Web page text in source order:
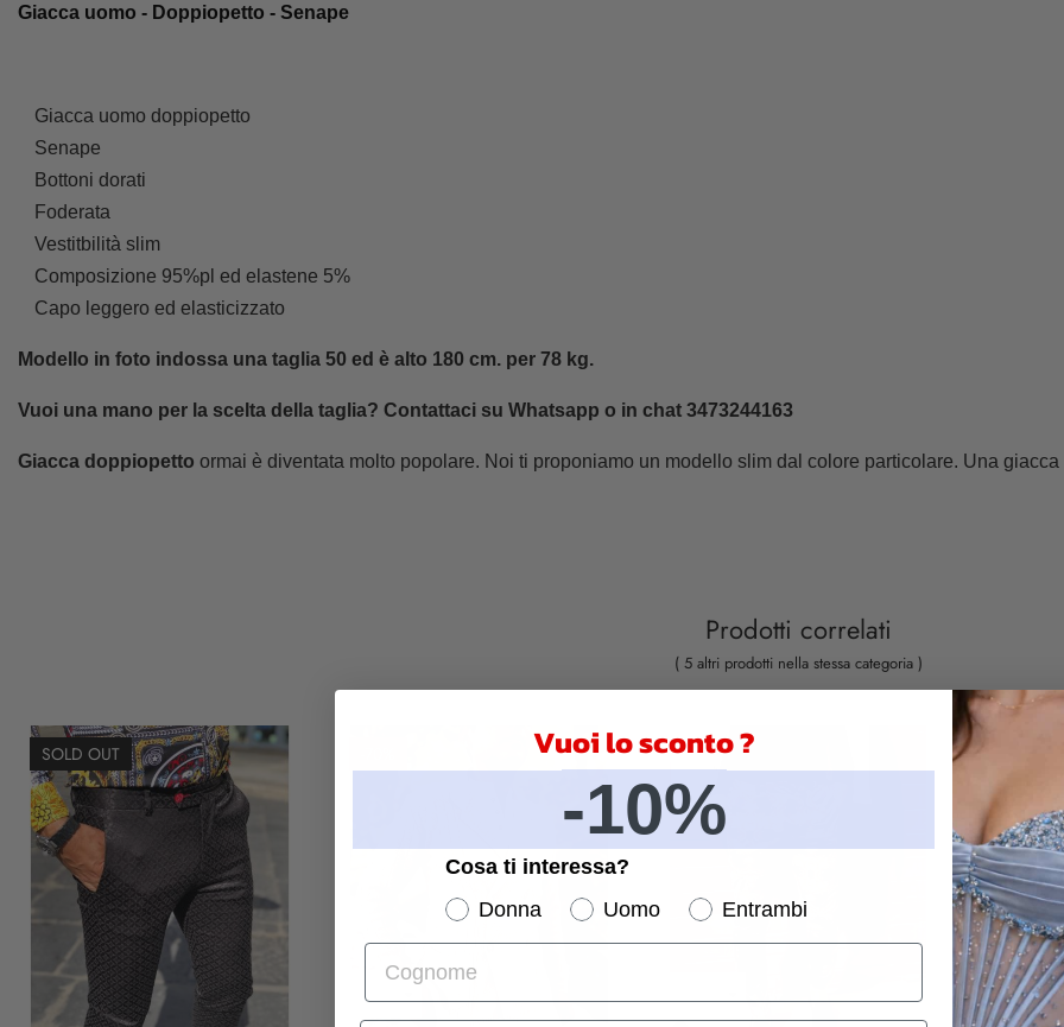
Giacca uomo - Doppiopetto - Senape
Giacca uomo doppiopetto
Senape
Bottoni dorati
Foderata
Vestitbilità slim
Composizione 95%pl ed elastene 5%
Capo leggero ed elasticizzato
Modello in foto indossa una taglia 50 ed è alto 180 cm. per 78 kg.
Vuoi una mano per la scelta della taglia? Contattaci su Whatsapp o in chat 3473244163
Giacca doppiopetto ormai è diventata molto popolare. Noi ti proponiamo un modello slim dal colore particolare. Una
Prodotti correlati
( 5 altri prodotti nella stessa categoria )
SOLD OUT Vuoi lo sconto ?
-10%
Cosa ti interessa?
Donna
Uomo
Entrambi
Cognome